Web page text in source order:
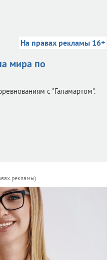
На правах рекламы 16+
мира по
с "Галамартом".
рекламы)